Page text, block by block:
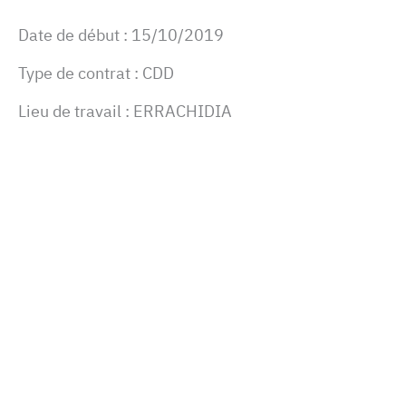
Date de début : 15/10/2019
Type de contrat : CDD
Lieu de travail : ERRACHIDIA